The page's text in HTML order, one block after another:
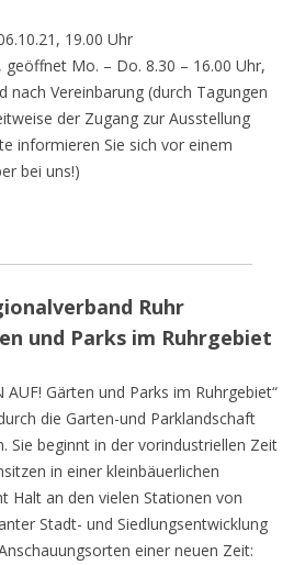
19.00 Uhr
geöffnet Mo. – Do. 8.30 – 16.00 Uhr,
nach Vereinbarung (durch Tagungen
der Zugang zur Ausstellung
informieren Sie sich vor einem
bei uns!)
Ruhr
und Parks im Ruhrgebiet
AUF! Gärten und Parks im Ruhrgebiet“
die Garten-und Parklandschaft
Sie beginnt in der vorindustriellen Zeit
in einer kleinbäuerlichen
Halt an den vielen Stationen von
Stadt- und Siedlungsentwicklung
einer neuen Zeit: